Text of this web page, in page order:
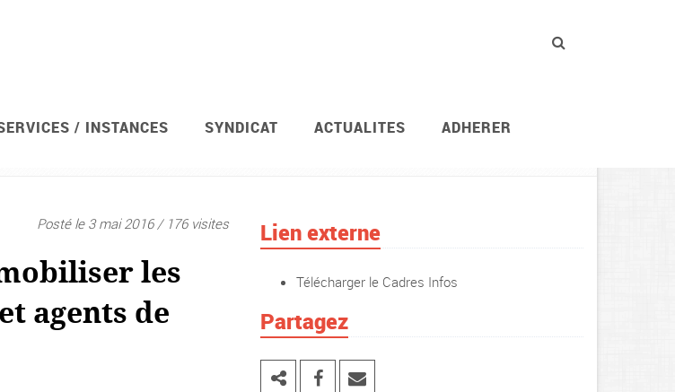
/ INSTANCES SYNDICAT ACTUALITES ADHERER
Posté le 3 mai 2016 / 176 visites
les
agents de
Lien externe
Télécharger le Cadres Infos
Partagez